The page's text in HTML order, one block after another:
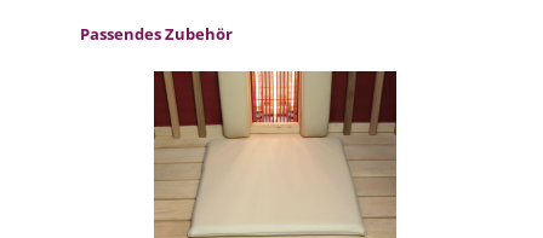
Produktgalerie überspringen
Passendes Zubehör